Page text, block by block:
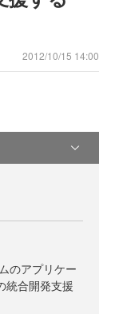
2012/10/15 14:00
のアプリケー
統合開発支援